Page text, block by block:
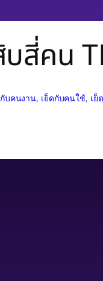
สี่คน
บคนงาน, เย็ดกับคนใช้, เย็